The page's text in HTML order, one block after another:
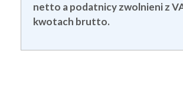
netto a podatnicy zwolnieni z
kwotach brutto.